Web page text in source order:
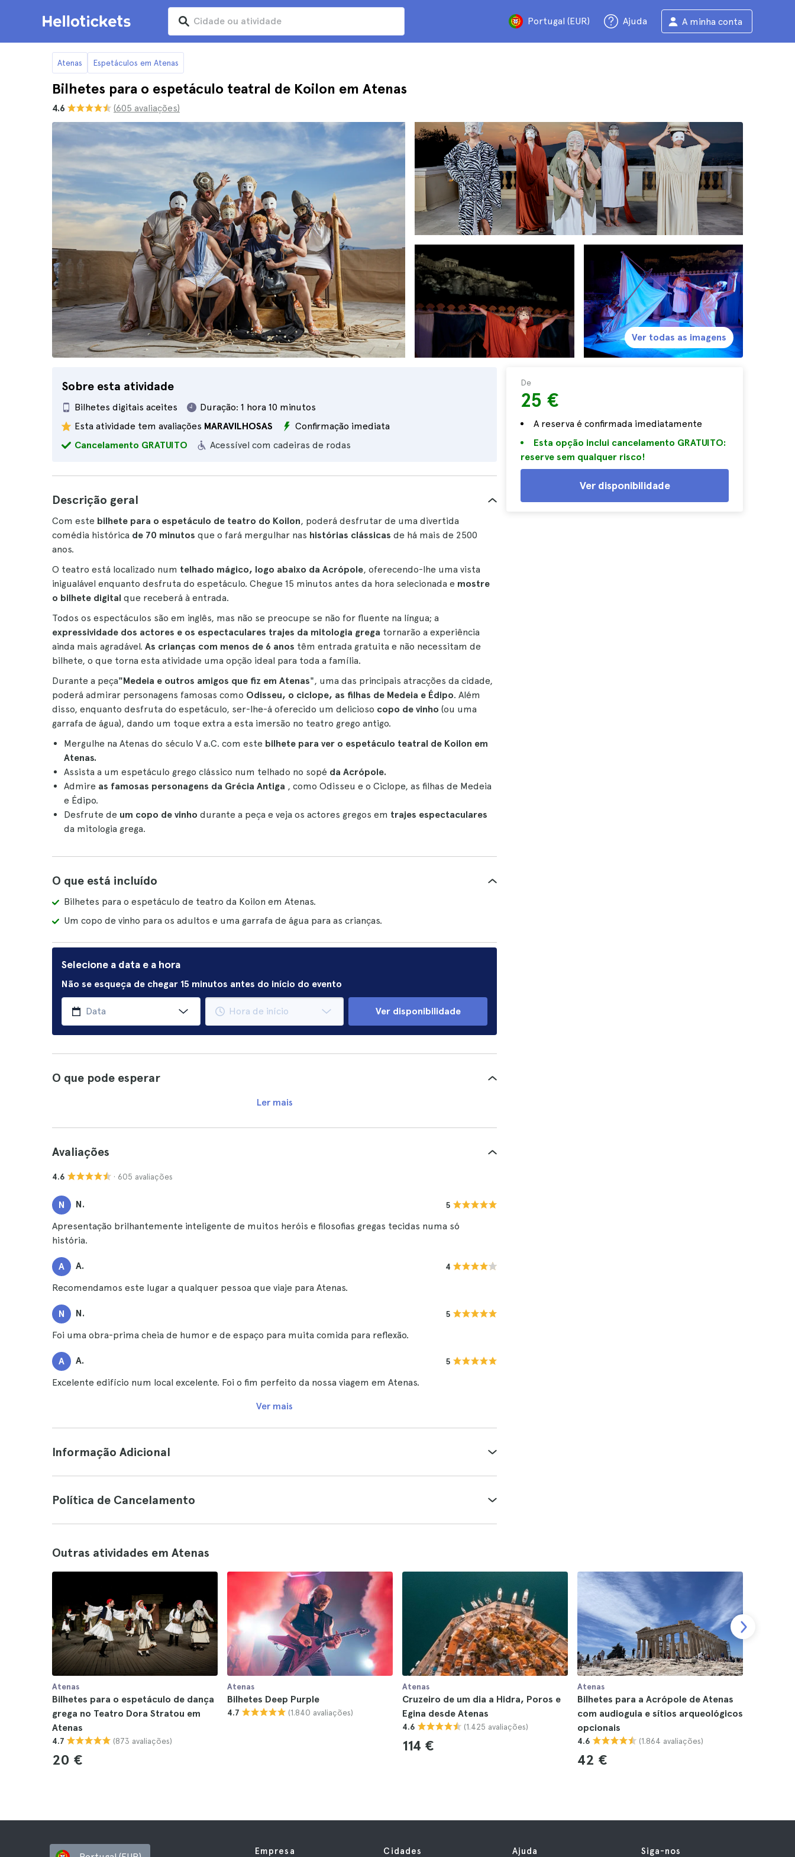
Portugal (EUR) Ajuda A minha conta
Atenas Espetáculos em Atenas
Bilhetes para o espetáculo teatral de Koilon em Atenas
4.6 (605 avaliações)
Sobre esta atividade
Bilhetes digitais aceites
Acessível com cadeiras de rodas
Duração: 1 hora 10 minutos
Esta atividade tem avaliações MARAVILHOSAS
Confirmação imediata
Cancelamento GRATUITO
De
25 €
A reserva é confirmada imediatamente
Esta opção inclui cancelamento GRATUITO:
reserve sem qualquer risco!
Ver disponibilidade
Ver todas as imagens
Descrição geral
Com este bilhete para o espetáculo de teatro do Koilon, poderá desfrutar de uma divertida
comédia histórica de 70 minutos que o fará mergulhar nas histórias clássicas de há mais de 2500
anos.
O teatro está localizado num telhado mágico, logo abaixo da Acrópole, oferecendo-lhe uma vista
inigualável enquanto desfruta do espetáculo. Chegue 15 minutos antes da hora selecionada e mostre
o bilhete digital que receberá à entrada.
Todos os espectáculos são em inglês, mas não se preocupe se não for fluente na língua; a
expressividade dos actores e os espectaculares trajes da mitologia grega tornarão a experiência
ainda mais agradável. As crianças com menos de 6 anos têm entrada gratuita e não necessitam de
bilhete, o que torna esta atividade uma opção ideal para toda a família.
Durante a peça"Medeia e outros amigos que fiz em Atenas", uma das principais atracções da cidade,
poderá admirar personagens famosas como Odisseu, o ciclope, as filhas de Medeia e Édipo. Além
disso, enquanto desfruta do espetáculo, ser-lhe-á oferecido um delicioso copo de vinho (ou uma
garrafa de água), dando um toque extra a esta imersão no teatro grego antigo.
Mergulhe na Atenas do século V a.C. com este bilhete para ver o espetáculo teatral de Koilon em
Atenas.
Assista a um espetáculo grego clássico num telhado no sopé da Acrópole.
Admire as famosas personagens da Grécia Antiga , como Odisseu e o Ciclope, as filhas de Medeia
e Édipo.
Desfrute de um copo de vinho durante a peça e veja os actores gregos em trajes espectaculares
da mitologia grega.
O que está incluído
Bilhetes para o espetáculo de teatro da Koilon em Atenas.
Um copo de vinho para os adultos e uma garrafa de água para as crianças.
Selecione a data e a hora
Não se esqueça de chegar 15 minutos antes do início do evento
Ver disponibilidade
O que pode esperar
Ler mais
Avaliações
4.6 · 605 avaliações
N N. 5
Apresentação brilhantemente inteligente de muitos heróis e filosofias gregas tecidas numa só
história.
A A. 4
Recomendamos este lugar a qualquer pessoa que viaje para Atenas.
N N. 5
Foi uma obra-prima cheia de humor e de espaço para muita comida para reflexão.
A A. 5
Excelente edifício num local excelente. Foi o fim perfeito da nossa viagem em Atenas.
Ver mais
Informação Adicional
Política de Cancelamento
Outras atividades em Atenas
Atenas
Bilhetes para o espetáculo de dança
grega no Teatro Dora Stratou em
Atenas
4.7 (873 avaliações)
20 €
Atenas
Bilhetes Deep Purple
4.7 (1.840 avaliações)
Atenas
Cruzeiro de um dia a Hidra, Poros e
Egina desde Atenas
4.6 (1.425 avaliações)
114 €
Atenas
Bilhetes para a Acrópole de Atenas
com audioguia e sítios arqueológicos
opcionais
4.6 (1.864 avaliações)
42 €
Empresa Cidades Ajuda Siga-nos